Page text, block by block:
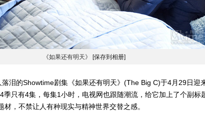
《如果还有明天》 [保存到相册]
的Showtime剧集《如果还有明天》(The Big C)于4月29日迎
季只有4集，每集1小时，电视网也跟随潮流，给它加上了个副标
材，不禁让人有种现实与精神世界交替之感。